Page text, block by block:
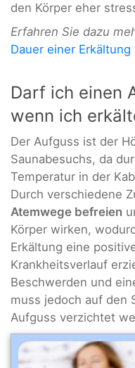
den Körper eher
Erfahren Sie dazu
Dauer einer Erkältung
Darf ich einen
wenn ich
Der Aufguss ist der
Saunabesuchs, da
Temperatur in der
Durch verschiedene
Atemwege befreien
Körper wirken,
Erkältung eine
Krankheitsverlauf
Beschwerden und
muss jedoch auf den
Aufguss verzichtet